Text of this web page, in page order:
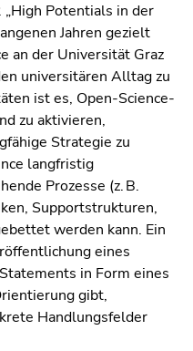
Potentials in der
Jahren gezielt
an der Universität Graz
universitären Alltag zu
ist es, Open-Science-
zu aktivieren,
Strategie zu
langfristig
Prozesse (z. B.
Supportstrukturen,
werden kann. Ein
eines
in Form eines
gibt,
Handlungsfelder